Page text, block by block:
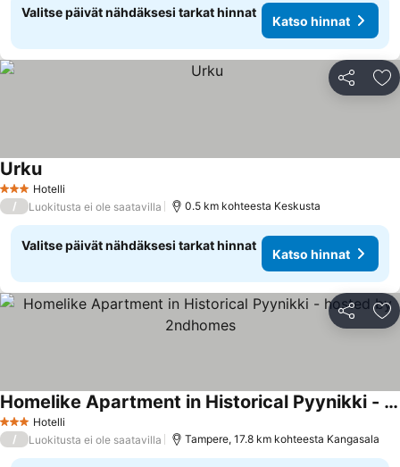
Valitse päivät nähdäksesi tarkat hinnat
Katso hinnat
Jaa
3 Tähtiluokitus
Hotelli
UrkuKatso hinnat
/ Luokitusta ei ole saatavilla 0.5 km kohteesta Keskusta
Valitse päivät nähdäksesi tarkat hinnat
Katso hinnat
Jaa
3 Tähtiluokitus
Hotelli
Homelike Apartment in Historical Pyynikki - hosted by 2ndhomes
Katso hinnat
/ Luokitusta ei ole saatavilla Tampere, 17.8 km kohteesta Kangasala